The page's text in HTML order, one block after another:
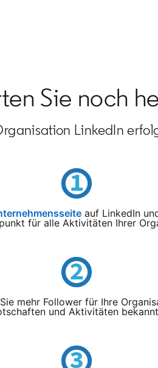
Sie noch
LinkedIn
opens in a new
auf LinkedIn
für alle Aktivitäten Ihrer
mehr Follower für Ihre
und Aktivitäten